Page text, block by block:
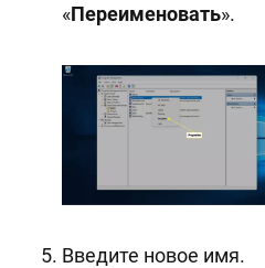
«Переименовать».
Введите новое имя.